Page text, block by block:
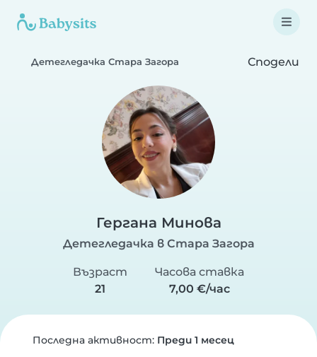
Детегледачка Стара Загора Сподели
Гергана Минова
Детегледачка в Стара Загора
Възраст
21
Часова ставка
7,00 €/час
Последна активност: Преди 1 месец